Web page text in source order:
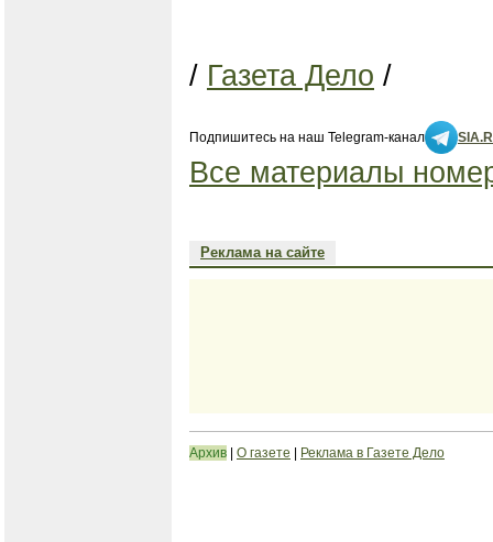
/ Газета Дело /
Подпишитесь на наш Telegram-канал
Все материалы
Реклама на сайте
Архив О газете Реклама в Газете Дело